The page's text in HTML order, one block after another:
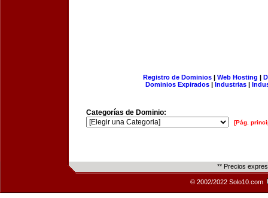
Registro de Dominios| Web Hosting |
Dominios Expirados | Industrias |
Categorías de Dominio:
[Pág.
** Precios
© 2002/2022 Solo10.com